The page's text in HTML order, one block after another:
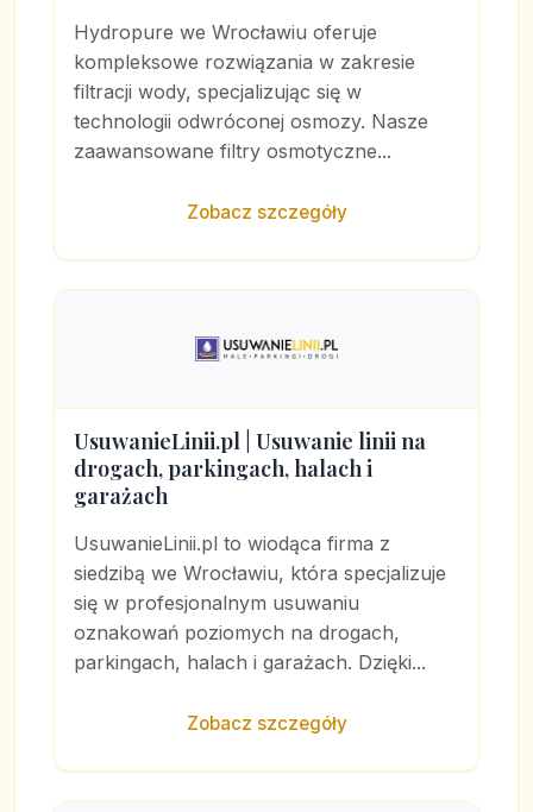
Hydropure we Wrocławiu oferuje
kompleksowe rozwiązania w zakresie
filtracji wody, specjalizując się w
technologii odwróconej osmozy. Nasze
zaawansowane filtry osmotyczne...
Zobacz szczegóły
UsuwanieLinii.pl | Usuwanie linii na
drogach, parkingach, halach i
garażach
UsuwanieLinii.pl to wiodąca firma z
siedzibą we Wrocławiu, która specjalizuje
się w profesjonalnym usuwaniu
oznakowań poziomych na drogach,
parkingach, halach i garażach. Dzięki...
Zobacz szczegóły